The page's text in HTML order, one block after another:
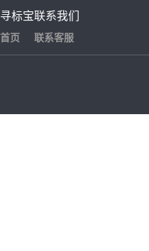
寻标宝
首页
联系我们
联系客服